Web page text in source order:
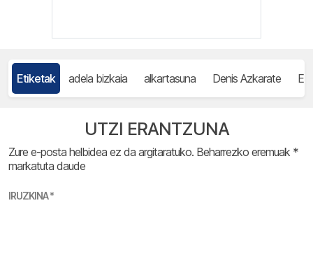
Etiketak adela bizkaia alkartasuna Denis Azkarate
UTZI ERANTZUNA
Zure e-posta helbidea ez da argitaratuko. Beharrezko eremuak *
markatuta daude
IRUZKINA*